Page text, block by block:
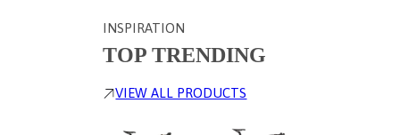
INSPIRATION
TOP TRENDING
VIEW ALL PRODUCTS